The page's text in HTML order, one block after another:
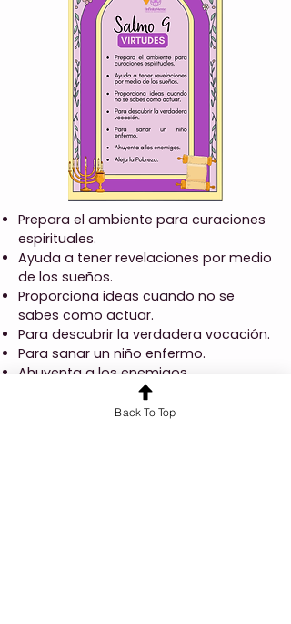
Prepara el ambiente para curaciones
espirituales.
Ayuda a tener revelaciones por medio
de los sueños.
Proporciona ideas cuando no se
sabes como actuar.
Para descubrir la verdadera vocación.
Para sanar un niño enfermo.
Ahuyenta a los enemigos.
Anterior
Back To Top